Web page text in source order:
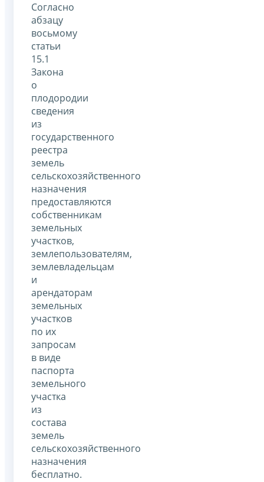
Согласно
абзацу
восьмому
статьи
15.1
Закона
о
плодородии
сведения
из
государственного
реестра
земель
сельскохозяйственного
назначения
предоставляются
собственникам
земельных
участков,
землепользователям,
землевладельцам
и
арендаторам
земельных
участков
по их
запросам
в виде
паспорта
земельного
участка
из
состава
земель
сельскохозяйственного
назначения
бесплатно.